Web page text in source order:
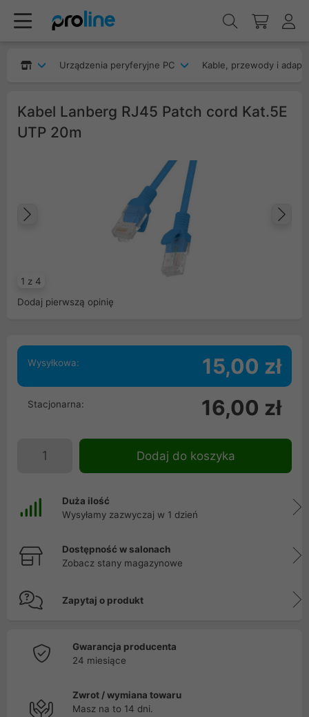
Urządzenia peryferyjne PC Kable, przewody i
Kabel Lanberg RJ45 Patch cord Kat.5E
UTP 20m
1 z 4
Poprzedni
Dodaj pierwszą opinię
Wysyłkowa: 15,00 zł
Stacjonarna: 16,00 zł
Dodaj do koszyka
Duża ilość
Wysyłamy zazwyczaj w 1 dzień
Dostępność w salonach
Zobacz stany magazynowe
Zapytaj o produkt
Gwarancja producenta
24 miesiące
Zwrot / wymiana towaru
Masz na to 14 dni.